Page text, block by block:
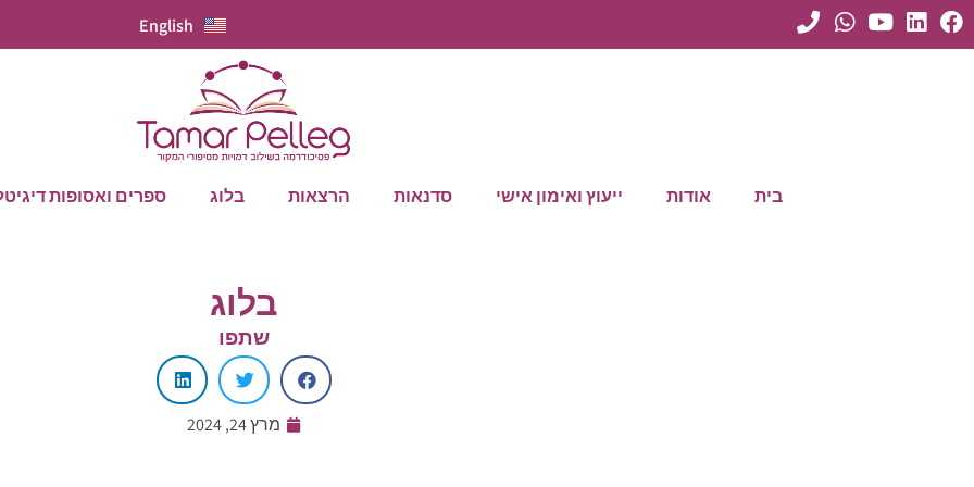
English
בית אודות ייעוץ ואימון אישי סדנאות הרצאות בלוג ספרים ואסופות
בלוג
שתפו
מרץ 24, 2024